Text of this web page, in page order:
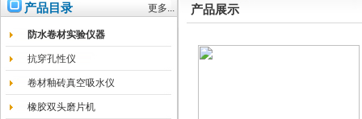
产品目录 更多...
防水卷材实验仪器
抗穿孔性仪
卷材釉砖真空吸水仪
橡胶双头磨片机
产品展示